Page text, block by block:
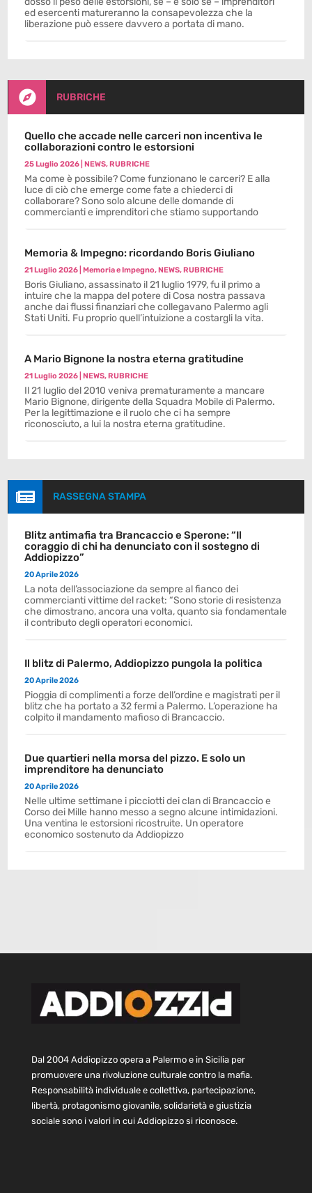
ed esercenti matureranno la consapevolezza che la
liberazione può essere davvero a portata di mano.
 RUBRICHE
Quello che accade nelle carceri non incentiva le
collaborazioni contro le estorsioni
25 Luglio 2026 |NEWS,RUBRICHE
Ma come è possibile? Come funzionano le carceri? E alla
luce di ciò che emerge come fate a chiederci di
collaborare? Sono solo alcune delle domande di
commercianti e imprenditori che stiamo supportando
Memoria & Impegno: ricordando Boris Giuliano
21 Luglio 2026 |Memoria e Impegno,NEWS,RUBRICHE
Boris Giuliano, assassinato il 21 luglio 1979, fu il primo a
intuire che la mappa del potere di Cosa nostra passava
anche dai flussi finanziari che collegavano Palermo agli
Stati Uniti. Fu proprio quell’intuizione a costargli la vita.
A Mario Bignone la nostra eterna gratitudine
21 Luglio 2026 |NEWS,RUBRICHE
Il 21 luglio del 2010 veniva prematuramente a mancare
Mario Bignone, dirigente della Squadra Mobile di Palermo.
Per la legittimazione e il ruolo che ci ha sempre
riconosciuto, a lui la nostra eterna gratitudine.
 RASSEGNA STAMPA
Blitz antimafia tra Brancaccio e Sperone: “Il
coraggio di chi ha denunciato con il sostegno di
Addiopizzo”
20 Aprile 2026
La nota dell’associazione da sempre al fianco dei
commercianti vittime del racket: “Sono storie di resistenza
che dimostrano, ancora una volta, quanto sia fondamentale
il contributo degli operatori economici.
Il blitz di Palermo, Addiopizzo pungola la politica
20 Aprile 2026
Pioggia di complimenti a forze dell’ordine e magistrati per il
blitz che ha portato a 32 fermi a Palermo. L’operazione ha
colpito il mandamento mafioso di Brancaccio.
Due quartieri nella morsa del pizzo. E solo un
imprenditore ha denunciato
20 Aprile 2026
Nelle ultime settimane i picciotti dei clan di Brancaccio e
Corso dei Mille hanno messo a segno alcune intimidazioni.
Una ventina le estorsioni ricostruite. Un operatore
economico sostenuto da Addiopizzo
Dal 2004 Addiopizzo opera a Palermo e in Sicilia per
promuovere una rivoluzione culturale contro la mafia.
Responsabilità individuale e collettiva, partecipazione,
libertà, protagonismo giovanile, solidarietà e giustizia
sociale sono i valori in cui Addiopizzo si riconosce.